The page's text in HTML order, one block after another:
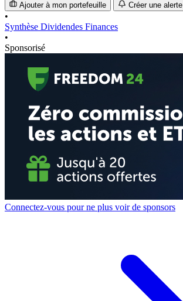
Ajouter à mon portefeuille Créer une alerte
•
Synthèse Dividendes Finances
•
Sponsorisé
Connectez-vous pour ne plus voir de sponsors